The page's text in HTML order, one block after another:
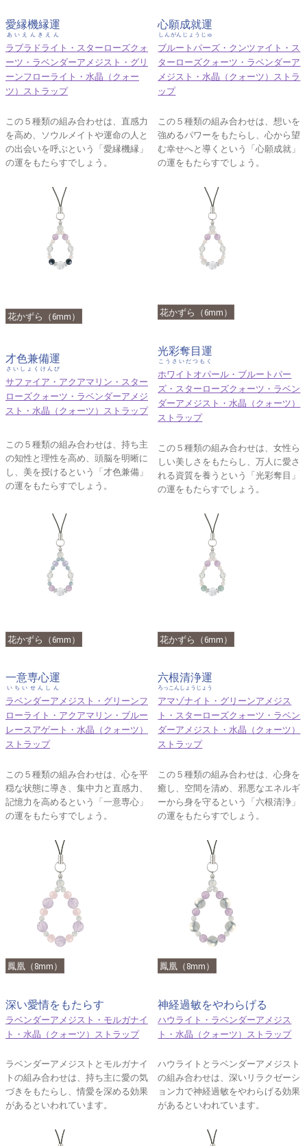
愛縁機縁運
あいえんきえん
ラブラドライト・スターローズクォ
ーツ・ラベンダーアメジスト・グリ
ーンフローライト・水晶（クォー
ツ）ストラップ
この５種類の組み合わせは、直感力
を高め、ソウルメイトや運命の人と
の出会いを呼ぶという「愛縁機縁」
の運をもたらすでしょう。
心願成就運
しんがんじょうじゅ
ブルートパーズ・クンツァイト・ス
ターローズクォーツ・ラベンダーア
メジスト・水晶（クォーツ）ストラ
ップ
この５種類の組み合わせは、想いを
強めるパワーをもたらし、心から望
む幸せへと導くという「心願成就」
の運をもたらすでしょう。
花かずら（6mm）
才色兼備運
さいしょくけんび
サファイア・アクアマリン・スター
ローズクォーツ・ラベンダーアメジ
スト・水晶（クォーツ）ストラップ
この５種類の組み合わせは、持ち主
の知性と理性を高め、頭脳を明晰に
し、美を授けるという「才色兼備」
の運をもたらすでしょう。
花かずら（6mm）
光彩奪目運
こうさいだつもく
ホワイトオパール・ブルートパー
ズ・スターローズクォーツ・ラベン
ダーアメジスト・水晶（クォーツ）
ストラップ
この５種類の組み合わせは、女性ら
しい美しさをもたらし、万人に愛さ
れる資質を養うという「光彩奪目」
の運をもたらすでしょう。
花かずら（6mm）
一意専心運
いちいせんしん
ラベンダーアメジスト・グリーンフ
ローライト・アクアマリン・ブルー
レースアゲート・水晶（クォーツ）
ストラップ
この５種類の組み合わせは、心を平
穏な状態に導き、集中力と直感力、
記憶力を高めるという「一意専心」
の運をもたらすでしょう。
花かずら（6mm）
六根清浄運
ろっこんしょうじょう
アマゾナイト・グリーンアメジス
ト・スターローズクォーツ・ラベン
ダーアメジスト・水晶（クォーツ）
ストラップ
この５種類の組み合わせは、心身を
癒し、空間を清め、邪悪なエネルギ
ーから身を守るという「六根清浄」
の運をもたらすでしょう。
鳳凰（8mm）
深い愛情をもたらす
ラベンダーアメジスト・モルガナイ
ト・水晶（クォーツ）ストラップ
ラベンダーアメジストとモルガナイ
トの組み合わせは、持ち主に愛の気
づきをもたらし、情愛を深める効果
があるといわれています。
鳳凰（8mm）
神経過敏をやわらげる
ハウライト・ラベンダーアメジス
ト・水晶（クォーツ）ストラップ
ハウライトとラベンダーアメジスト
の組み合わせは、深いリラクゼーシ
ョン力で神経過敏をやわらげる効果
があるといわれています。